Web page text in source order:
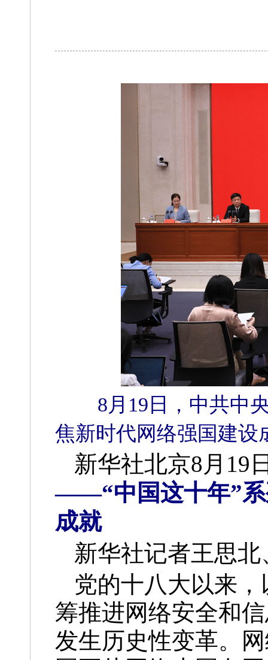
8月19日，中共中
焦新时代网络强国建
新华社北京8月19
——“中国这十年”系
成就
新华社记者王思
党的十八大以来
筹推进网络安全和
发生历史性变革。